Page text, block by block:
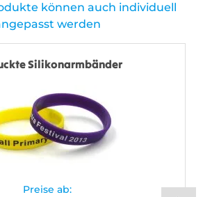
können auch individuell
werden
Silikonarmbänder
Preise ab: